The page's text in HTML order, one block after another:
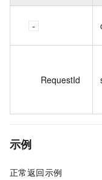
RequestId
示例
正常返回示例